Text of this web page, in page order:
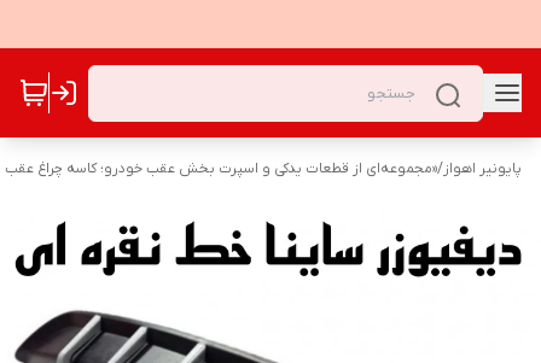
پایونیر اهواز/«مجموعه‌ای از قطعات یدکی و اسپرت بخش عقب خودرو؛ کاسه چراغ عقب